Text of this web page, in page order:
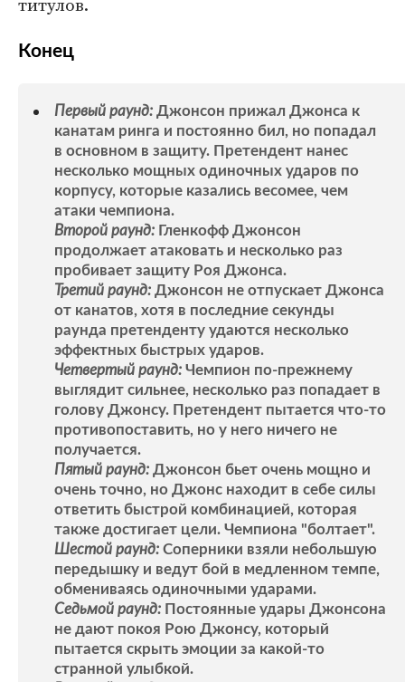
Конец
Первый раунд: Джонсон прижал Джонса к
канатам ринга и постоянно бил, но попадал
в основном в защиту. Претендент нанес
несколько мощных одиночных ударов по
корпусу, которые казались весомее, чем
атаки чемпиона.
Второй раунд: Гленкофф Джонсон
продолжает атаковать и несколько раз
пробивает защиту Роя Джонса.
Третий раунд: Джонсон не отпускает Джонса
от канатов, хотя в последние секунды
раунда претенденту удаются несколько
эффектных быстрых ударов.
Четвертый раунд: Чемпион по-прежнему
выглядит сильнее, несколько раз попадает в
голову Джонсу. Претендент пытается что-то
противопоставить, но у него ничего не
получается.
Пятый раунд: Джонсон бьет очень мощно и
очень точно, но Джонс находит в себе силы
ответить быстрой комбинацией, которая
также достигает цели. Чемпиона "болтает".
Шестой раунд: Соперники взяли небольшую
передышку и ведут бой в медленном темпе,
обмениваясь одиночными ударами.
Седьмой раунд: Постоянные удары Джонсона
не дают покоя Рою Джонсу, который
пытается скрыть эмоции за какой-то
странной улыбкой.